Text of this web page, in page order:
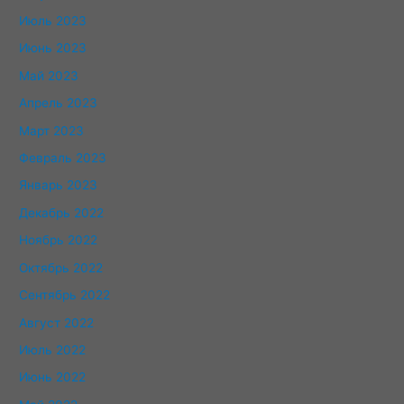
Июль 2023
Июнь 2023
Май 2023
Апрель 2023
Март 2023
Февраль 2023
Январь 2023
Декабрь 2022
Ноябрь 2022
Октябрь 2022
Сентябрь 2022
Август 2022
Июль 2022
Июнь 2022